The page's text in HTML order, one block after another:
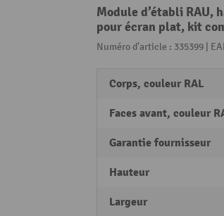
Module d’établi
pour écran plat, kit
Numéro d'article : 335399 |
Corps, couleur RAL
Faces avant, couleur
Garantie fournisseur
Hauteur
Largeur